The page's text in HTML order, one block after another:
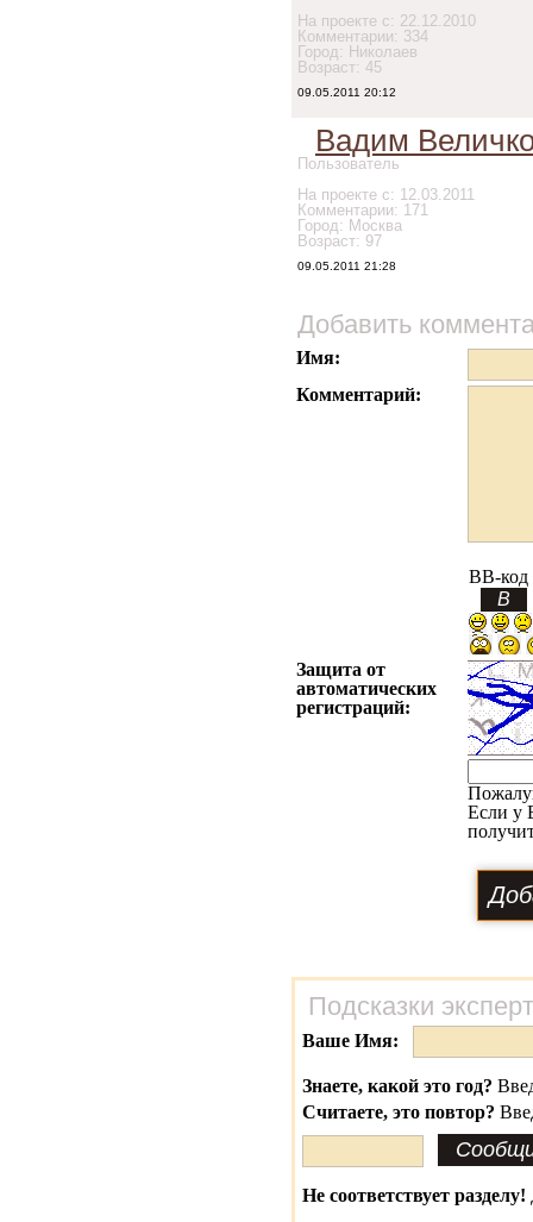
На проекте с: 22.12.2010
Комментарии: 334
Город: Николаев
Возраст: 45
09.05.2011 20:12
Вадим
Пользователь
На проекте с: 12.03.2011
Комментарии: 171
Город: Москва
Возраст: 97
09.05.2011 21:28
Добавить
Имя:
Комментарий:
BB-код
Защита от
автоматических
регистраций:
Если у
Подсказки
Ваше Имя:
Знаете, какой это год?
Считаете, это повтор?
Не соответствует разделу!